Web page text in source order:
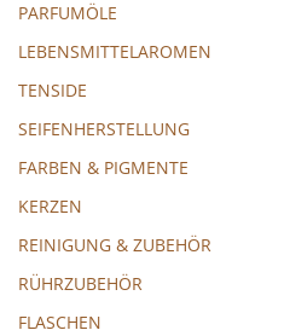
PARFUMÖLE
LEBENSMITTELAROMEN
TENSIDE
SEIFENHERSTELLUNG
FARBEN & PIGMENTE
KERZEN
REINIGUNG & ZUBEHÖR
RÜHRZUBEHÖR
FLASCHEN